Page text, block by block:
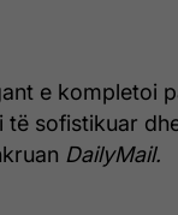
e kompletoi
të sofistikuar
DailyMail.